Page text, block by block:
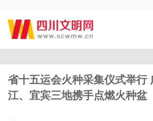
省十五运会火种采集仪式举行
江、宜宾三地携手点燃火种盆